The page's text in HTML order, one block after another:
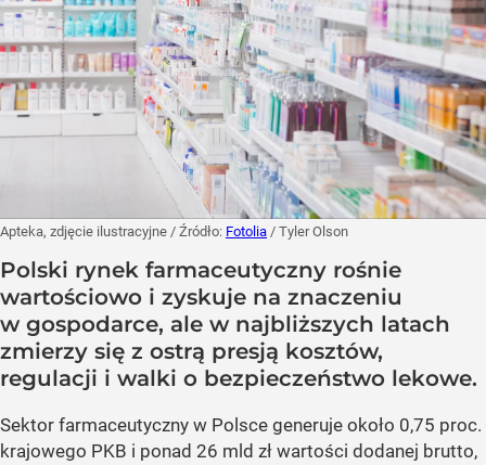
Apteka, zdjęcie ilustracyjne / Źródło: Fotolia / Tyler Olson
Polski rynek farmaceutyczny rośnie
wartościowo i zyskuje na znaczeniu
w gospodarce, ale w najbliższych latach
zmierzy się z ostrą presją kosztów,
regulacji i walki o bezpieczeństwo lekowe.
Sektor farmaceutyczny w Polsce generuje około 0,75 proc.
krajowego PKB i ponad 26 mld zł wartości dodanej brutto,